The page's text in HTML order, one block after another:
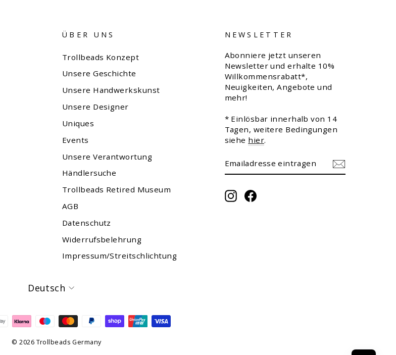
ÜBER UNS
Trollbeads Konzept
Unsere Geschichte
Unsere Handwerkskunst
Unsere Designer
Uniques
Events
Unsere Verantwortung
Händlersuche
Trollbeads Retired Museum
AGB
Datenschutz
Widerrufsbelehrung
Impressum/Streitschlichtung
NEWSLETTER
Abonniere jetzt unseren
Newsletter und erhalte 10%
Willkommensrabatt*,
Neuigkeiten, Angebote und
mehr!
* Einlösbar innerhalb von 14
Tagen, weitere Bedingungen
siehe hier.
EINTRAGEN
InstagramFacebook
Sprache
Deutsch
© 2026 Trollbeads Germany